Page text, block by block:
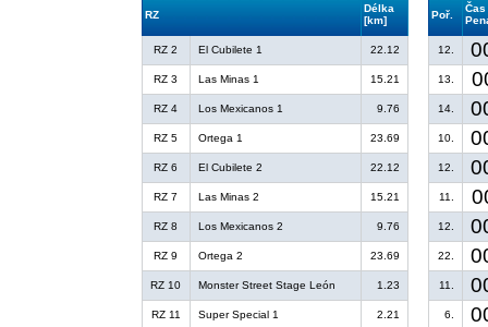
RZ
Délka
[km]
Poř.
Čas
RZ 2 El Cubilete 1 22.12 12.
RZ 3 Las Minas 1 15.21 13.
RZ 4 Los Mexicanos 1 9.76 14.
RZ 5 Ortega 1 23.69 10.
RZ 6 El Cubilete 2 22.12 12.
RZ 7 Las Minas 2 15.21 11.
RZ 8 Los Mexicanos 2 9.76 12.
RZ 9 Ortega 2 23.69 22.
RZ 10 Monster Street Stage León 1.23 11.
RZ 11 Super Special 1 2.21 6.